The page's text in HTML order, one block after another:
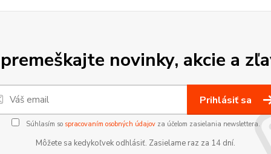
novinky, akcie a
Prihlásiť sa
Súhlasím so spracovaním osobných údajovza účelom zasielania newslettera.
Môžete sa kedykoľvek odhlásiť. Zasielame raz za 14 dní.